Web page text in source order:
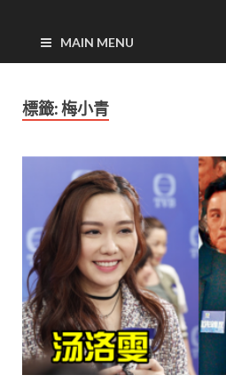
MAIN MENU
標籤: 梅小青